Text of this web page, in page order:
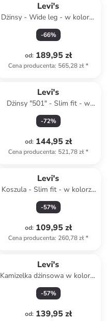
Levi's
Dżinsy - Wide leg - w kolorze
granatowym
-66%
od: 189,95 zł
Cena producenta: 565,28 zł*
Levi's
Dżinsy "501" - Slim fit - w
kolorze czarnym
-72%
od: 144,95 zł
Cena producenta: 521,78 zł*
Levi's
Koszula - Slim fit - w kolorze
błękitno-szarym
-57%
od: 109,95 zł
Cena producenta: 260,78 zł*
Levi's
Kamizelka dżinsowa w kolorze
niebieskim
-57%
od: 139,95 zł